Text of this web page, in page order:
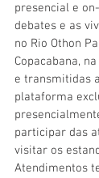
presencial e
debates e as
no Rio Othon
Copacabana,
e transmitidas
plataforma
participar das
visitar os
Atendimentos